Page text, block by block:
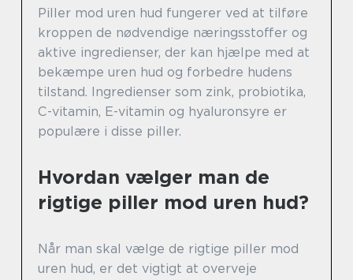
Piller mod uren hud fungerer ved at tilføre
kroppen de nødvendige næringsstoffer og
aktive ingredienser, der kan hjælpe med at
bekæmpe uren hud og forbedre hudens
tilstand. Ingredienser som zink, probiotika,
C-vitamin, E-vitamin og hyaluronsyre er
populære i disse piller.
Hvordan vælger man de
rigtige piller mod uren hud?
Når man skal vælge de rigtige piller mod
uren hud, er det vigtigt at overveje